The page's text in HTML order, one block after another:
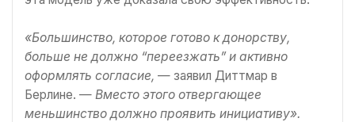
«Большинство, которое готово к донорству,
больше не должно “переезжать” и активно
оформлять согласие, — заявил Диттмар в
Берлине. — Вместо этого отвергающее
меньшинство должно проявить инициативу».